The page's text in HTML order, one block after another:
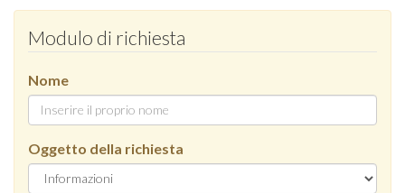
Modulo di richiesta
Nome
Oggetto della richiesta